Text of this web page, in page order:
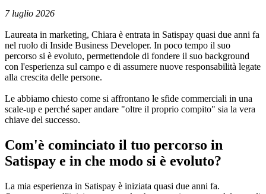
7 luglio 2026
Laureata in marketing, Chiara è entrata in Satispay quasi due anni fa
nel ruolo di Inside Business Developer. In poco tempo il suo
percorso si è evoluto, permettendole di fondere il suo background
con l'esperienza sul campo e di assumere nuove responsabilità legate
alla crescita delle persone.
Le abbiamo chiesto come si affrontano le sfide commerciali in una
scale-up e perché saper andare "oltre il proprio compito" sia la vera
chiave del successo.
Com'è cominciato il tuo percorso in
Satispay e in che modo si è evoluto?
La mia esperienza in Satispay è iniziata quasi due anni fa.